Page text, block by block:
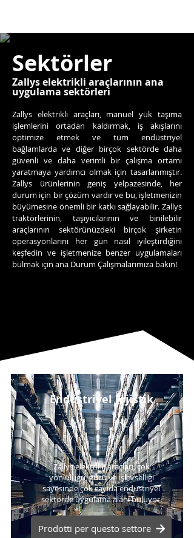
Sektörler
Zallys elektrikli araçlarının ana
uygulama sektörleri
Zallys elektrikli araçları, manuel yük taşıma
işlemlerini ortadan kaldırmak, iş akışlarını
optimize etmek ve tüm endüstriyel
bağlamlarda ve diğer birçok sektörde daha
güvenli ve daha verimli bir çalışma ortamı
yaratmaya yardımcı olmak için tasarlanmıştır.
Zallys ürünlerinin geniş yelpazesinde, her
durum için bir çözüm vardır ve bu, işletmenizin
büyümesine önemli bir katkı sağlayabilir. Zallys
traktörlerinin, taşıyıcılarının ve binilebilir
araçlarının sektörünüzdeki birçok şirketin
operasyonlarını her gün nasıl iyileştirdiğini
keşfedin ve işletmenize benzer uygulamaları
bulmak için ana Durum Çalışmalarımıza bakın!
Endüstriyel lojistik
Zallys elektrikli araçları, çok
yönlülüğü, gücü ve işlevselliği
sayesinde çok sayıda endüstriyel
sektörde uygulama alanı buluyor.
Prodotti per questo settore